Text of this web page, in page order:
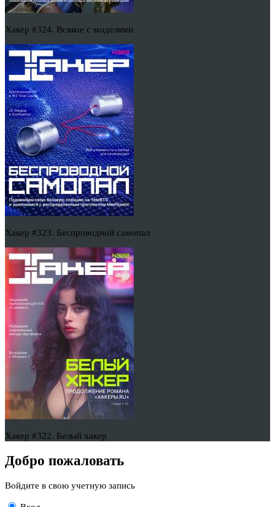
Хакер #324. Всякое с моделями
Хакер #323. Беспроводной самопал
Хакер #322. Белый хакер
Добро пожаловать
Войдите в свою учетную запись